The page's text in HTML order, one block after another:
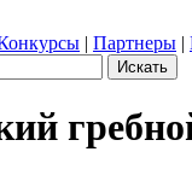
| Партнеры |